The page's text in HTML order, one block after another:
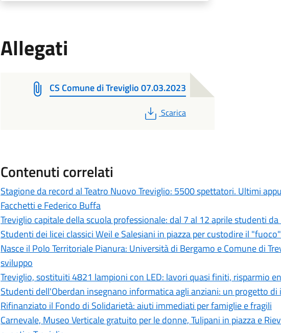
Allegati
CS Comune di Treviglio 07.03.2023
PDF
Scarica
Contenuti correlati
Stagione da record al Teatro Nuovo Treviglio: 5500 spettatori. Ultimi
Facchetti e Federico Buffa
Treviglio capitale della scuola professionale: dal 7 al 12 aprile studenti
Studenti dei licei classici Weil e Salesiani in piazza per custodire il
Nasce il Polo Territoriale Pianura: Università di Bergamo e Comune di
sviluppo
Treviglio, sostituiti 4821 lampioni con LED: lavori quasi finiti, risparmio
Studenti dell'Oberdan insegnano informatica agli anziani: un progetto
Rifinanziato il Fondo di Solidarietà: aiuti immediati per famiglie e fragili
Carnevale, Museo Verticale gratuito per le donne, Tulipani in piazza e